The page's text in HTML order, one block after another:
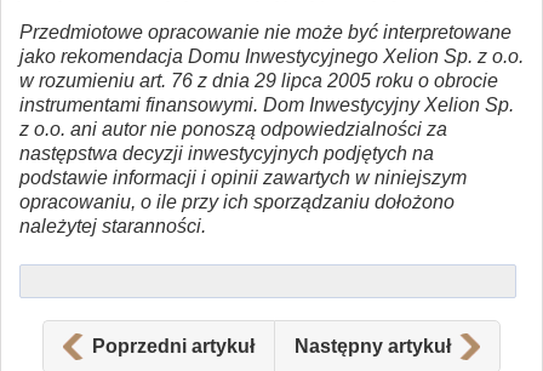
Przedmiotowe opracowanie nie może być interpretowane
jako rekomendacja Domu Inwestycyjnego Xelion Sp. z o.o.
w rozumieniu art. 76 z dnia 29 lipca 2005 roku o obrocie
instrumentami finansowymi. Dom Inwestycyjny Xelion Sp.
z o.o. ani autor nie ponoszą odpowiedzialności za
następstwa decyzji inwestycyjnych podjętych na
podstawie informacji i opinii zawartych w niniejszym
opracowaniu, o ile przy ich sporządzaniu dołożono
należytej staranności.
Poprzedni artykuł Następny artykuł